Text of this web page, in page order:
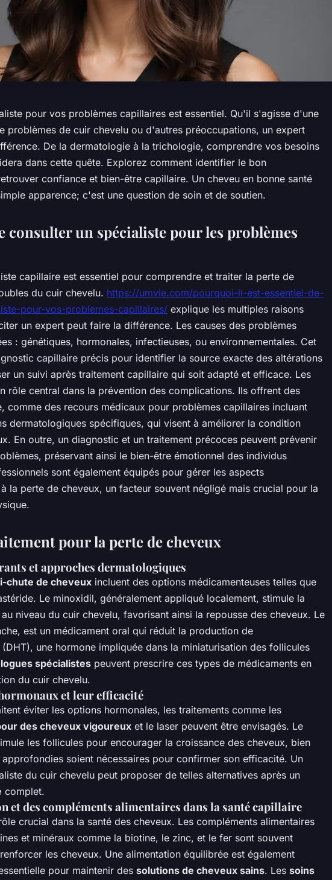
pour vos problèmes capillaires est essentiel. Qu'il s'agisse d'une
problèmes de cuir chevelu ou d'autres préoccupations, un expert
De la dermatologie à la trichologie, comprendre vos besoins
dans cette quête. Explorez comment identifier le bon
confiance et bien-être capillaire. Un cheveu en bonne santé
apparence; c'est une question de soin et de soutien.
consulter un spécialiste pour les problèmes
capillaire est essentiel pour comprendre et traiter la perte de
du cuir chevelu. https://umvie.com/pourquoi-il-est-essentiel-de-
pour-vos-problemes-capillaires/ explique les multiples raisons
un expert peut faire la différence. Les causes des problèmes
: génétiques, hormonales, infectieuses, ou environnementales. Cet
capillaire précis pour identifier la source exacte des altérations
un suivi après traitement capillaire qui soit adapté et efficace. Les
rôle central dans la prévention des complications. Ils offrent des
comme des recours médicaux pour problèmes capillaires incluant
dermatologiques spécifiques, qui visent à améliorer la condition
En outre, un diagnostic et un traitement précoces peuvent prévenir
préservant ainsi le bien-être émotionnel des individus
sont également équipés pour gérer les aspects
la perte de cheveux, un facteur souvent négligé mais crucial pour la
pour la perte de cheveux
et approches dermatologiques
chute de cheveux incluent des options médicamenteuses telles que
Le minoxidil, généralement appliqué localement, stimule la
niveau du cuir chevelu, favorisant ainsi la repousse des cheveux. Le
est un médicament oral qui réduit la production de
une hormone impliquée dans la miniaturisation des follicules
spécialistes peuvent prescrire ces types de médicaments en
du cuir chevelu.
et leur efficacité
éviter les options hormonales, les traitements comme les
des cheveux vigoureux et le laser peuvent être envisagés. Le
les follicules pour encourager la croissance des cheveux, bien
soient nécessaires pour confirmer son efficacité. Un
du cuir chevelu peut proposer de telles alternatives après un
complet.
et des compléments alimentaires dans la santé capillaire
crucial dans la santé des cheveux. Les compléments alimentaires
et minéraux comme la biotine, le zinc, et le fer sont souvent
les cheveux. Une alimentation équilibrée est également
pour maintenir des solutions de cheveux sains. Les soins